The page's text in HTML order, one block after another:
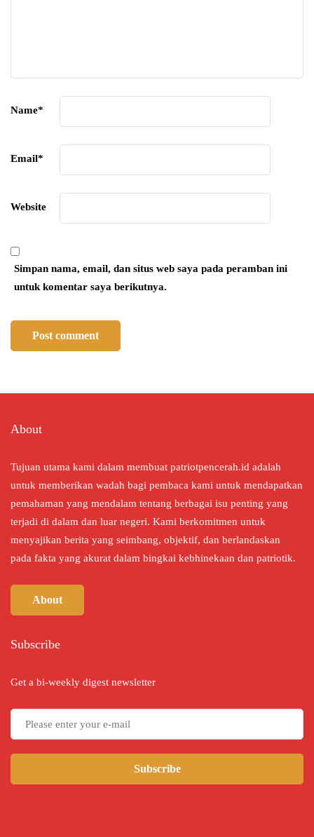
Name*
Email*
Website
Simpan nama, email, dan situs web saya pada peramban ini
untuk komentar saya berikutnya.
About
Tujuan utama kami dalam membuat patriotpencerah.id adalah
untuk memberikan wadah bagi pembaca kami untuk mendapatkan
pemahaman yang mendalam tentang berbagai isu penting yang
terjadi di dalam dan luar negeri. Kami berkomitmen untuk
menyajikan berita yang seimbang, objektif, dan berlandaskan
pada fakta yang akurat dalam bingkai kebhinekaan dan patriotik.
About
Subscribe
Get a bi-weekly digest newsletter
Subscribe